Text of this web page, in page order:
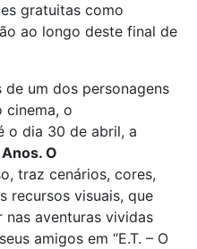
gratuitas como
ao longo deste final de
um dos personagens
cinema, o
o dia 30 de abril, a
O
traz cenários, cores,
recursos visuais, que
aventuras vividas
amigos em “E.T. – O